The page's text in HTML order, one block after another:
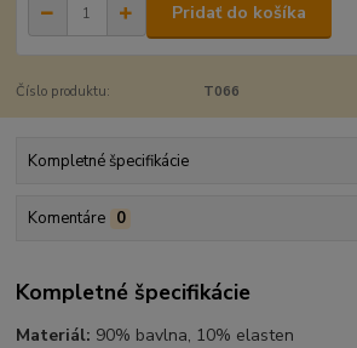
Pridať do košíka
Číslo produktu: T066
Kompletné špecifikácie
Komentáre 0
Kompletné špecifikácie
Materiál: 90% bavlna, 10% elasten